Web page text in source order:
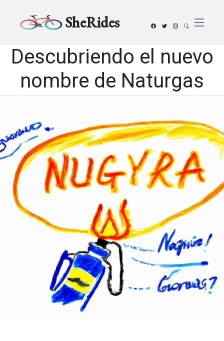
SheRides
Descubriendo el nuevo
nombre de Naturgas